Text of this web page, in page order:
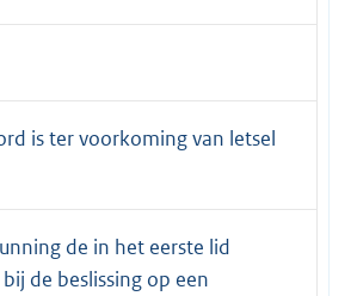
is ter voorkoming van letsel
de in het eerste lid
de beslissing op een